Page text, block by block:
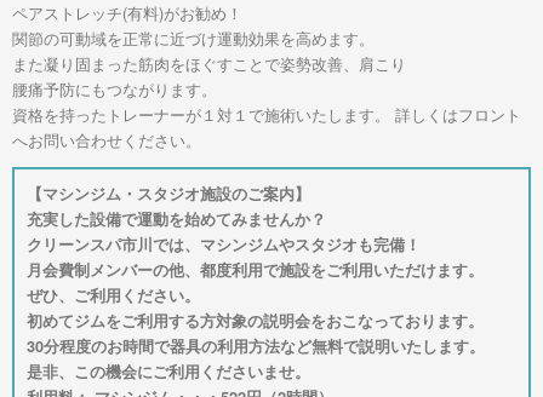
ペアストレッチ(有料)がお勧め！
関節の可動域を正常に近づけ運動効果を高めます。
また凝り固まった筋肉をほぐすことで姿勢改善、肩こり
腰痛予防にもつながります。
資格を持ったトレーナーが１対１で施術いたします。 詳しくはフロント
へお問い合わせください。
【マシンジム・スタジオ施設のご案内】
充実した設備で運動を始めてみませんか？
クリーンスパ市川では、マシンジムやスタジオも完備！
月会費制メンバーの他、都度利用で施設をご利用いただけます。
ぜひ、ご利用ください。
初めてジムをご利用する方対象の説明会をおこなっております。
30分程度のお時間で器具の利用方法など無料で説明いたします。
是非、この機会にご利用くださいませ。